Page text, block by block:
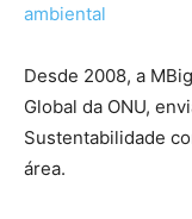
ambiental
Desde 2008, a
Global da ONU,
Sustentabilidade
área.